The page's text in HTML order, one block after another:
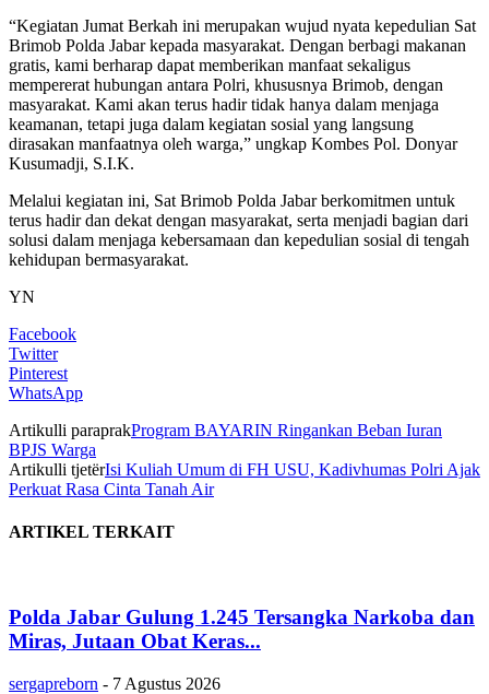
“Kegiatan Jumat Berkah ini merupakan wujud nyata kepedulian Sat
Brimob Polda Jabar kepada masyarakat. Dengan berbagi makanan
gratis, kami berharap dapat memberikan manfaat sekaligus
mempererat hubungan antara Polri, khususnya Brimob, dengan
masyarakat. Kami akan terus hadir tidak hanya dalam menjaga
keamanan, tetapi juga dalam kegiatan sosial yang langsung
dirasakan manfaatnya oleh warga,” ungkap Kombes Pol. Donyar
Kusumadji, S.I.K.
Melalui kegiatan ini, Sat Brimob Polda Jabar berkomitmen untuk
terus hadir dan dekat dengan masyarakat, serta menjadi bagian dari
solusi dalam menjaga kebersamaan dan kepedulian sosial di tengah
kehidupan bermasyarakat.
YN
Facebook
Twitter
Pinterest
WhatsApp
Artikulli paraprakProgram BAYARIN Ringankan Beban Iuran
BPJS Warga
Artikulli tjetërIsi Kuliah Umum di FH USU, Kadivhumas Polri Ajak
Perkuat Rasa Cinta Tanah Air
ARTIKEL TERKAIT
Polda Jabar Gulung 1.245 Tersangka Narkoba dan
Miras, Jutaan Obat Keras...
sergapreborn - 7 Agustus 2026